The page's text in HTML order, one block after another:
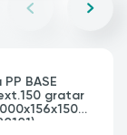
BASE
gratar